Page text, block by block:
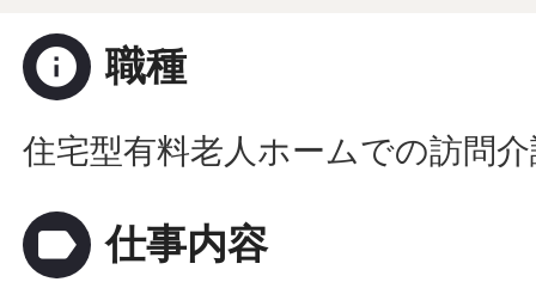
info 職種
住宅型有料老人ホームでの訪問
label 仕事内容